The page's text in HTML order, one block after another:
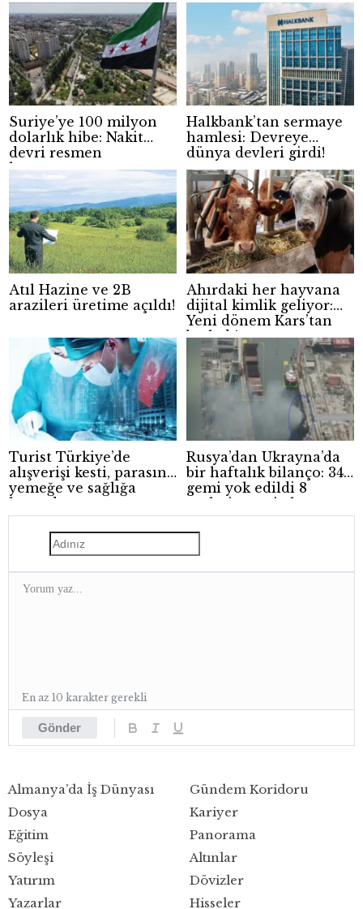
Suriye’ye 100 milyon
dolarlık hibe: Nakit
devri resmen
kapanıyor
Halkbank’tan sermaye
hamlesi: Devreye
dünya devleri girdi!
Atıl Hazine ve 2B
arazileri üretime açıldı!
Ahırdaki her hayvana
dijital kimlik geliyor:
Yeni dönem Kars’tan
başladı!
Turist Türkiye’de
alışverişi kesti, parasını
yemeğe ve sağlığa
harcadı
Rusya’dan Ukrayna’da
bir haftalık bilanço: 34
gemi yok edildi 8
yerleşim yeri ele
geçirildi
Gönder
En az 10 karakter gerekli
Almanya’da İş Dünyası
Dosya
Eğitim
Gündem Koridoru
Kariyer
Panorama
Söyleşi
Yatırım
Yazarlar
Altınlar
Dövizler
Hisseler